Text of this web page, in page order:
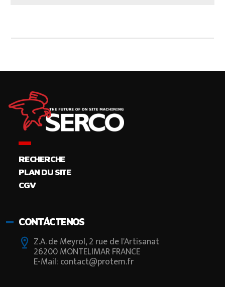
RECHERCHE
PLAN DU SITE
CGV
CONTÁCTENOS
Z.A. de Meyrol, 2 rue de l'Artisanat
26200 MONTELIMAR FRANCE
E-Mail: contact@protem.fr